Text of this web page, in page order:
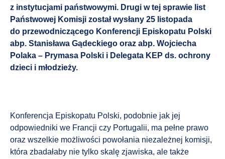
z instytucjami państwowymi. Drugi w tej sprawie list
Państwowej Komisji został wysłany 25 listopada
do przewodniczącego Konferencji Episkopatu Polski
abp. Stanisława Gądeckiego oraz abp. Wojciecha
Polaka – Prymasa Polski i Delegata KEP ds. ochrony
dzieci i młodzieży.
Konferencja Episkopatu Polski, podobnie jak jej
odpowiedniki we Francji czy Portugalii, ma pełne prawo
oraz wszelkie możliwości powołania niezależnej komisji,
która zbadałaby nie tylko skalę zjawiska, ale także